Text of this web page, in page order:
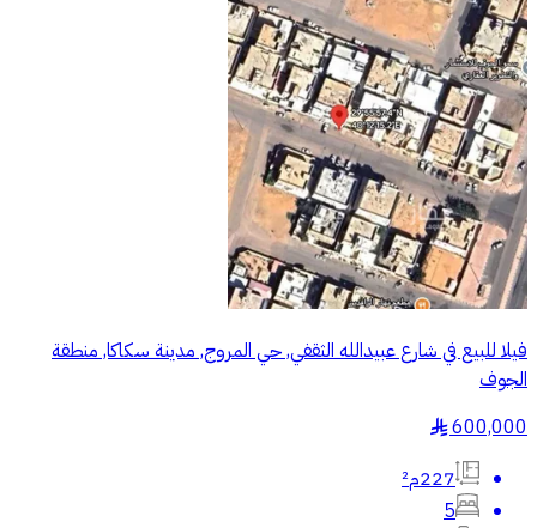
فيلا للبيع في شارع عبيدالله الثقفي, حي المروج, مدينة سكاكا, منطقة
الجوف
600,000
§
227م²
5